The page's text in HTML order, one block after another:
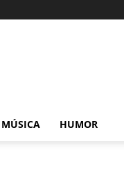
MÚSICA HUMOR